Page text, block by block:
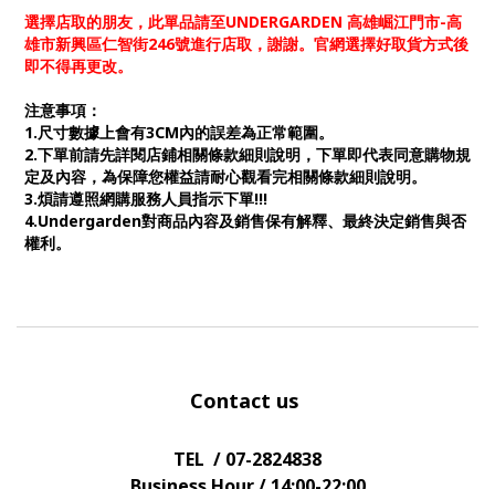
選擇店取的朋友，此單品請至UNDERGARDEN 高雄崛江門市-高
雄市新興區仁智街246號進行店取，謝謝。官網選擇好取貨方式後
即不得再更改。
注意事項：
1.尺寸數據上會有3CM內的誤差為正常範圍。
2.下單前請先詳閱店鋪相關條款細則說明，下單即代表同意購物規
定及內容，為保障您權益請耐心觀看完相關條款細則說明。
3.煩請遵照網購服務人員指示下單!!!
4.Undergarden對商品內容及銷售保有解釋、最終決定銷售與否
權利。
Contact us
TEL / 07-2824838